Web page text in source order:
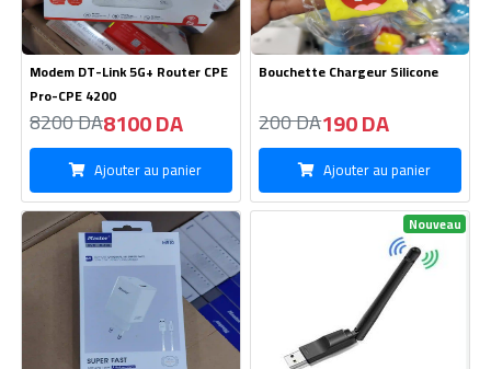
Charge M510- Master Type C-
67W
890 DA880 DA
Ajouter au panier
Wifi Entene USB 300Mbs
400 DA410 DA
Ajouter au panier